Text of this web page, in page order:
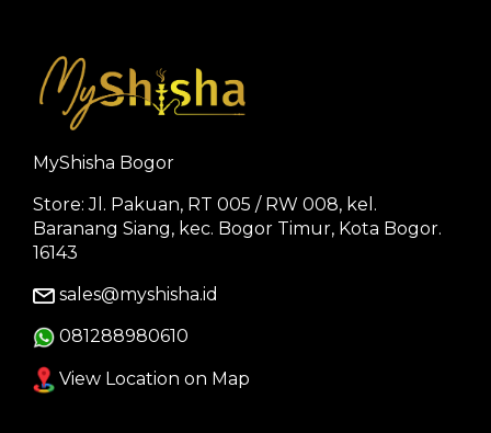
MyShisha Bogor
Store: Jl. Pakuan, RT 005 / RW 008, kel.
Baranang Siang, kec. Bogor Timur, Kota Bogor.
16143
sales@myshisha.id
081288980610
View Location on Map